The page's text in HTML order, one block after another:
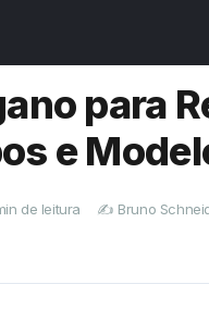
para
e
de leitura ✍️ Bruno